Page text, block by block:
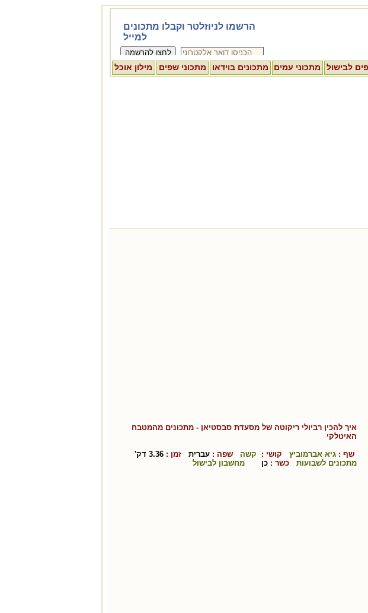
לבישול מתכוני עמים מתכונים בוידאו מתכוני שפים מילון אוכל
איך להכין רביולי ריקוטה של מסעדת סבסטיאן - מתכונים מהמטבח
האיטלקי
שף : גיא אברמוביץ קושי : קשה שפה : עברית זמן : 3.36 דק'
מתכונים לשבועות
כשר : כן מחשבון לבישול